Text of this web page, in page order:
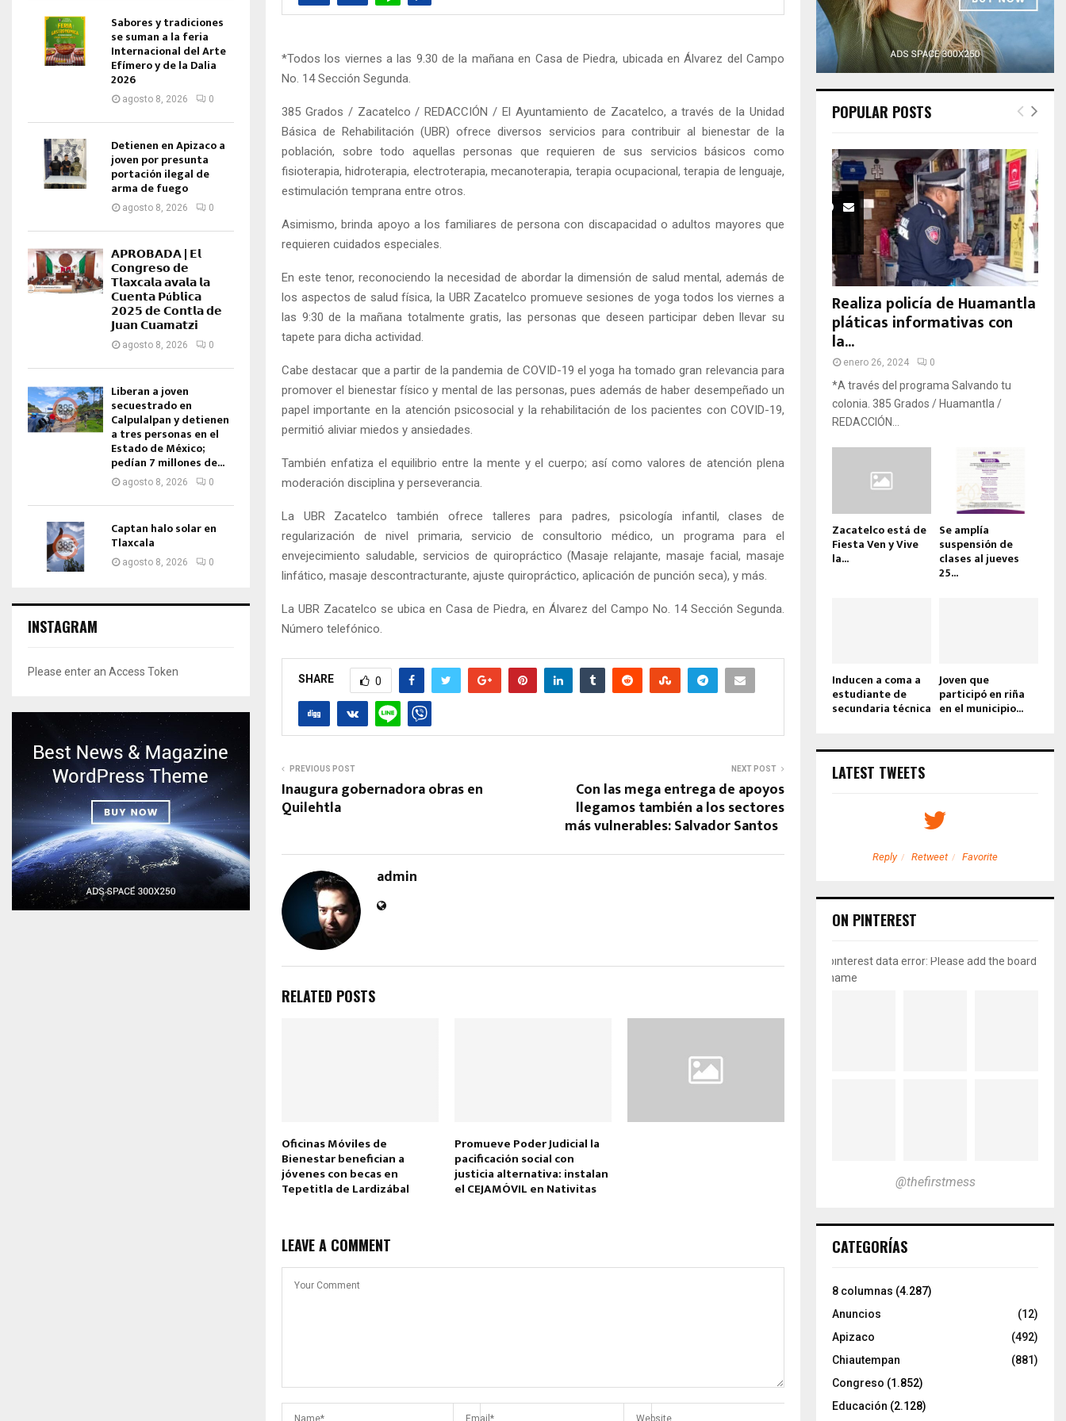
*Todos los viernes a las 9.30 de la mañana en Casa de Piedra, ubicada en Álvarez del Campo
No. 14 Sección Segunda.
385 Grados / Zacatelco / REDACCIÓN / El Ayuntamiento de Zacatelco, a través de la Unidad
Básica de Rehabilitación (UBR) ofrece diversos servicios para contribuir al bienestar de la
población, sobre todo aquellas personas que requieren de sus servicios básicos como
fisioterapia, hidroterapia, electroterapia, mecanoterapia, terapia ocupacional, terapia de lenguaje,
estimulación temprana entre otros.
Asimismo, brinda apoyo a los familiares de persona con discapacidad o adultos mayores que
requieren cuidados especiales.
En este tenor, reconociendo la necesidad de abordar la dimensión de salud mental, además de
los aspectos de salud física, la UBR Zacatelco promueve sesiones de yoga todos los viernes a
las 9:30 de la mañana totalmente gratis, las personas que deseen participar deben llevar su
tapete para dicha actividad.
Cabe destacar que a partir de la pandemia de COVID-19 el yoga ha tomado gran relevancia para
promover el bienestar físico y mental de las personas, pues además de haber desempeñado un
papel importante en la atención psicosocial y la rehabilitación de los pacientes con COVID-19,
permitió aliviar miedos y ansiedades.
También enfatiza el equilibrio entre la mente y el cuerpo; así como valores de atención plena
moderación disciplina y perseverancia.
La UBR Zacatelco también ofrece talleres para padres, psicología infantil, clases de
regularización de nivel primaria, servicio de consultorio médico, un programa para el
envejecimiento saludable, servicios de quiropráctico (Masaje relajante, masaje facial, masaje
linfático, masaje descontracturante, ajuste quiropráctico, aplicación de punción seca), y más.
La UBR Zacatelco se ubica en Casa de Piedra, en Álvarez del Campo No. 14 Sección Segunda.
Número telefónico.
SHARE 0
PREVIOUS POST
Inaugura gobernadora obras en
Quilehtla
NEXT POST
Con las mega entrega de apoyos
llegamos también a los sectores
más vulnerables: Salvador Santos
admin
RELATED POSTS
Oficinas Móviles de
Bienestar benefician a
jóvenes con becas en
Tepetitla de Lardizábal
Promueve Poder Judicial la
pacificación social con
justicia alternativa: instalan
el CEJAMÓVIL en Nativitas
LEAVE A COMMENT
Sabores y tradiciones
se suman a la feria
Internacional del Arte
Efímero y de la Dalia
2026
agosto 8, 2026 0
Detienen en Apizaco a
joven por presunta
portación ilegal de
arma de fuego
agosto 8, 2026 0
𝗔𝗣𝗥𝗢𝗕𝗔𝗗𝗔 | 𝗘𝗹
𝗖𝗼𝗻𝗴𝗿𝗲𝘀𝗼 𝗱𝗲
𝗧𝗹𝗮𝘅𝗰𝗮𝗹𝗮 𝗮𝘃𝗮𝗹𝗮 𝗹𝗮
𝗖𝘂𝗲𝗻𝘁𝗮 𝗣ú𝗯𝗹𝗶𝗰𝗮
𝟮𝟬𝟮𝟱 𝗱𝗲 𝗖𝗼𝗻𝘁𝗹𝗮 𝗱𝗲
𝗝𝘂𝗮𝗻 𝗖𝘂𝗮𝗺𝗮𝘁𝘇𝗶
agosto 8, 2026 0
Liberan a joven
secuestrado en
Calpulalpan y detienen
a tres personas en el
Estado de México;
pedían 7 millones de...
agosto 8, 2026 0
Captan halo solar en
Tlaxcala
agosto 8, 2026 0
INSTAGRAM
Please enter an Access Token
POPULAR POSTS
Realiza policía de Huamantla
pláticas informativas con
la...
enero 26, 2024 0
*A través del programa Salvando tu
colonia. 385 Grados / Huamantla /
REDACCIÓN...
Zacatelco está de
Fiesta Ven y Vive
la...
Se amplía
suspensión de
clases al jueves
25...
Inducen a coma a
estudiante de
secundaria técnica
Joven que
participó en riña
en el municipio...
LATEST TWEETS
Reply Retweet Favorite Reply Retweet Favorite Reply Retweet Favorite
ON PINTEREST
pinterest data error: Please add the board
name
@thefirstmess
CATEGORÍAS
8 columnas (4.287)
Anuncios
(12)
Apizaco
(492)
Chiautempan
(881)
Congreso (1.852)
Educación (2.128)